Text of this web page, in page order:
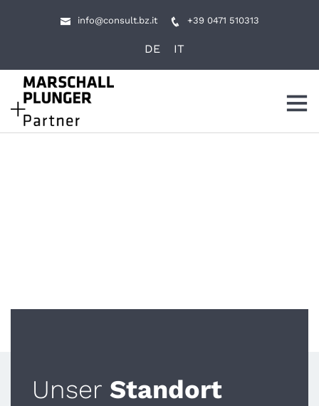
info@consult.bz.it +39 0471 510313
DE IT
Unser Standort